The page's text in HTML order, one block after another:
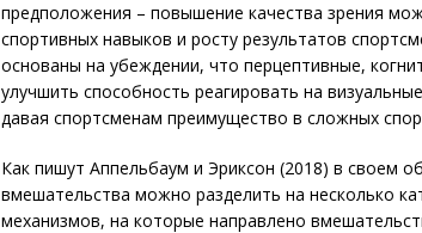
предположения – повышение качества зрения
спортивных навыков и росту результатов
основаны на убеждении, что перцептивные,
улучшить способность реагировать на
давая спортсменам преимущество в сложных
Как пишут Аппельбаум и Эриксон (2018) в своем
вмешательства можно разделить на несколько
механизмов, на которые направлено